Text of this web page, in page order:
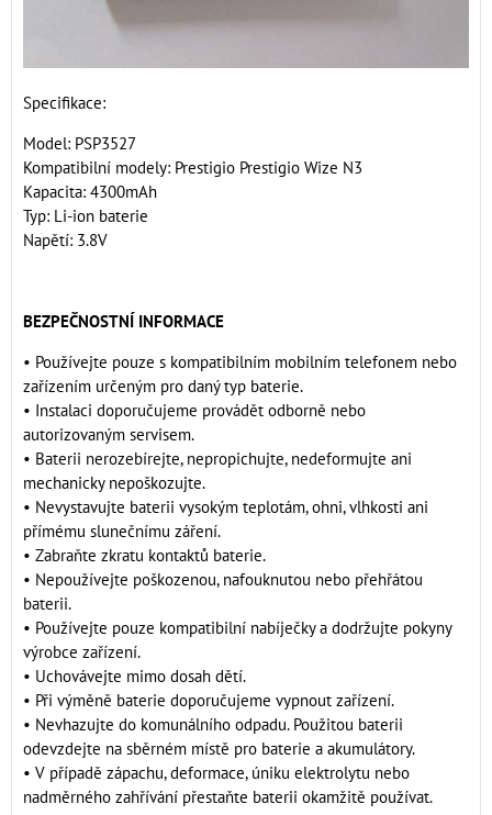
Specifikace:
Model: PSP3527
Kompatibilní modely: Prestigio Prestigio Wize N3
Kapacita: 4300mAh
Typ: Li-ion baterie
Napětí: 3.8V
BEZPEČNOSTNÍ INFORMACE
• Používejte pouze s kompatibilním mobilním telefonem nebo
zařízením určeným pro daný typ baterie.
• Instalaci doporučujeme provádět odborně nebo
autorizovaným servisem.
• Baterii nerozebírejte, nepropichujte, nedeformujte ani
mechanicky nepoškozujte.
• Nevystavujte baterii vysokým teplotám, ohni, vlhkosti ani
přímému slunečnímu záření.
• Zabraňte zkratu kontaktů baterie.
• Nepoužívejte poškozenou, nafouknutou nebo přehřátou
baterii.
• Používejte pouze kompatibilní nabíječky a dodržujte pokyny
výrobce zařízení.
• Uchovávejte mimo dosah dětí.
• Při výměně baterie doporučujeme vypnout zařízení.
• Nevhazujte do komunálního odpadu. Použitou baterii
odevzdejte na sběrném místě pro baterie a akumulátory.
• V případě zápachu, deformace, úniku elektrolytu nebo
nadměrného zahřívání přestaňte baterii okamžitě používat.